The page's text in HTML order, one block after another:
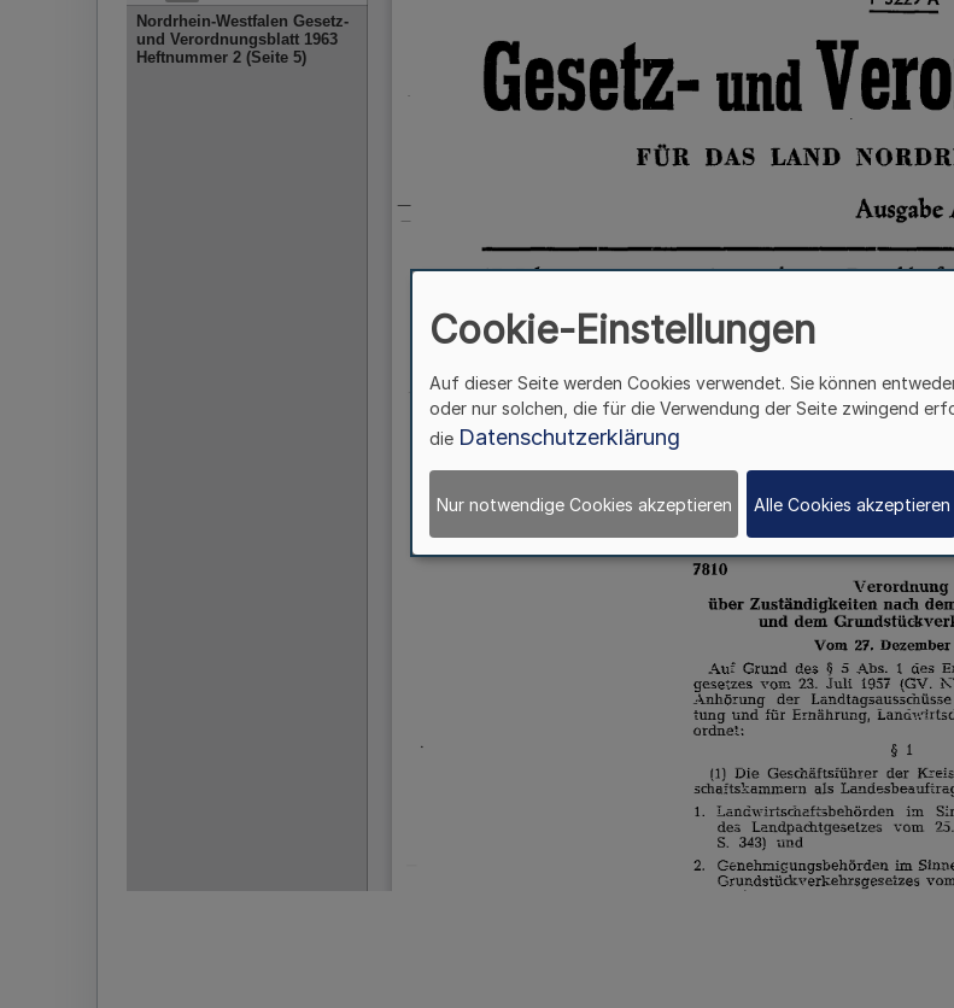
Cookie-Einstellungen
Auf dieser Seite werden Cookies verwendet. Sie können
oder nur solchen, die für die Verwendung der Seite zwingend
die Datenschutzerklärung
Nur notwendige Cookies akzeptieren Alle Cookies akzeptieren